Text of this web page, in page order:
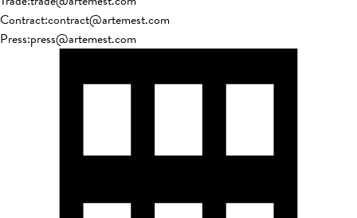
Contract:contract@artemest.com
Press:press@artemest.com